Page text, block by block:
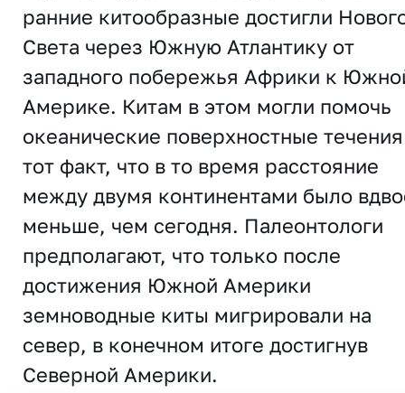
ранние китообразные достигли
Света через Южную Атлантику от
западного побережья Африки к
Америке. Китам в этом могли помочь
океанические поверхностные
тот факт, что в то время расстояние
между двумя континентами было
меньше, чем сегодня. Палеонтологи
предполагают, что только после
достижения Южной Америки
земноводные киты мигрировали на
север, в конечном итоге достигнув
Северной Америки.